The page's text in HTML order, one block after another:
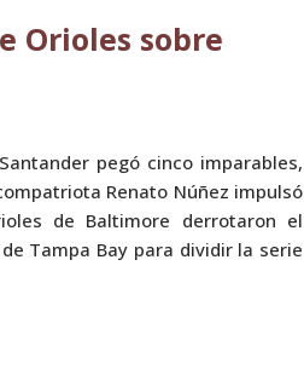
Orioles sobre
pegó cinco imparables,
Renato Núñez impulsó
de Baltimore derrotaron el
Tampa Bay para dividir la serie